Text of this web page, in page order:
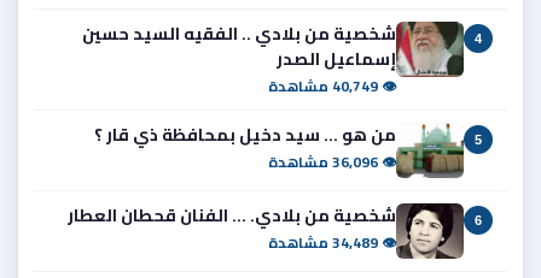
4
شخصية من بلادي .. الفقيه السيد حسين
إسماعيل الصدر
👁 40,749 مشاهدة
5 من هو ... سيد دخيل بمحافظة ذي قار ؟
👁 36,096 مشاهدة
6 شخصية من بلادي. ... الفنان قحطان العطار
👁 34,489 مشاهدة